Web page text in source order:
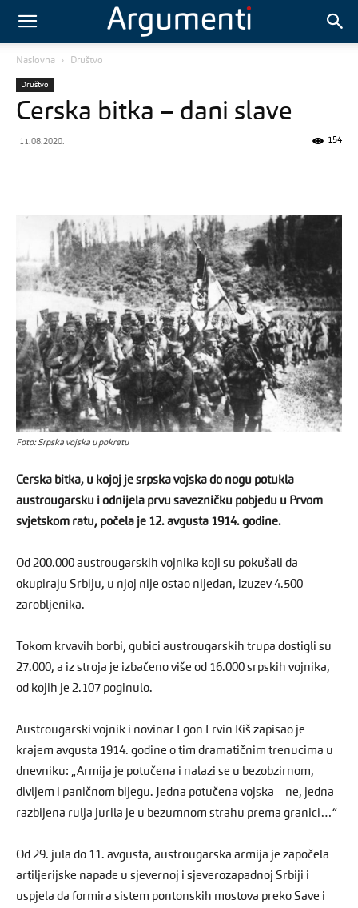
Naslovna Društvo
Društvo
Cerska bitka – dani slave
11.08.2020. 154
Foto: Srpska vojska u pokretu
Cerska bitka, u kojoj je srpska vojska do nogu potukla
austrougarsku i odnijela prvu savezničku pobjedu u Prvom
svjetskom ratu, počela je 12. avgusta 1914. godine.
Od 200.000 austrougarskih vojnika koji su pokušali da
okupiraju Srbiju, u njoj nije ostao nijedan, izuzev 4.500
zarobljenika.
Tokom krvavih borbi, gubici austrougarskih trupa dostigli su
27.000, a iz stroja je izbačeno više od 16.000 srpskih vojnika,
od kojih je 2.107 poginulo.
Austrougarski vojnik i novinar Egon Ervin Kiš zapisao je
krajem avgusta 1914. godine o tim dramatičnim trenucima u
dnevniku: „Armija je potučena i nalazi se u bezobzirnom,
divljem i paničnom bijegu. Jedna potučena vojska – ne, jedna
razbijena rulja jurila je u bezumnom strahu prema granici…“
Od 29. jula do 11. avgusta, austrougarska armija je započela
artiljerijske napade u sjevernoj i sjeverozapadnoj Srbiji i
uspjela da formira sistem pontonskih mostova preko Save i